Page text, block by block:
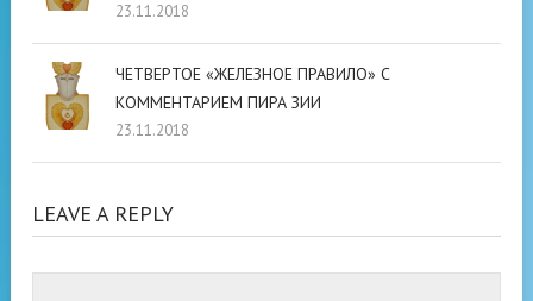
23.11.2018
ЧЕТВЕРТОЕ «ЖЕЛЕЗНОЕ ПРАВИЛО» С
КОММЕНТАРИЕМ ПИРА ЗИИ
23.11.2018
LEAVE A REPLY